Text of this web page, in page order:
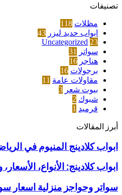
تصنيفات
مظلات 118
ابواب حديد ليزر 43
Uncategorized 23
سواتر
31
هناجر 16
برجولات 16
مقاولات عامة 11
بيوت شعر 3
شبوك 2
قرميد 1
أبرز المقالات
ابواب
كلادينج
المنيوم
في
الرياض
ابواب كلادينج المنيوم في
ابواب
كلادينج:
الأنواع،
ابواب كلادينج: الأنواع،
سواتر
سواتر وحواجز منزلية اسعار